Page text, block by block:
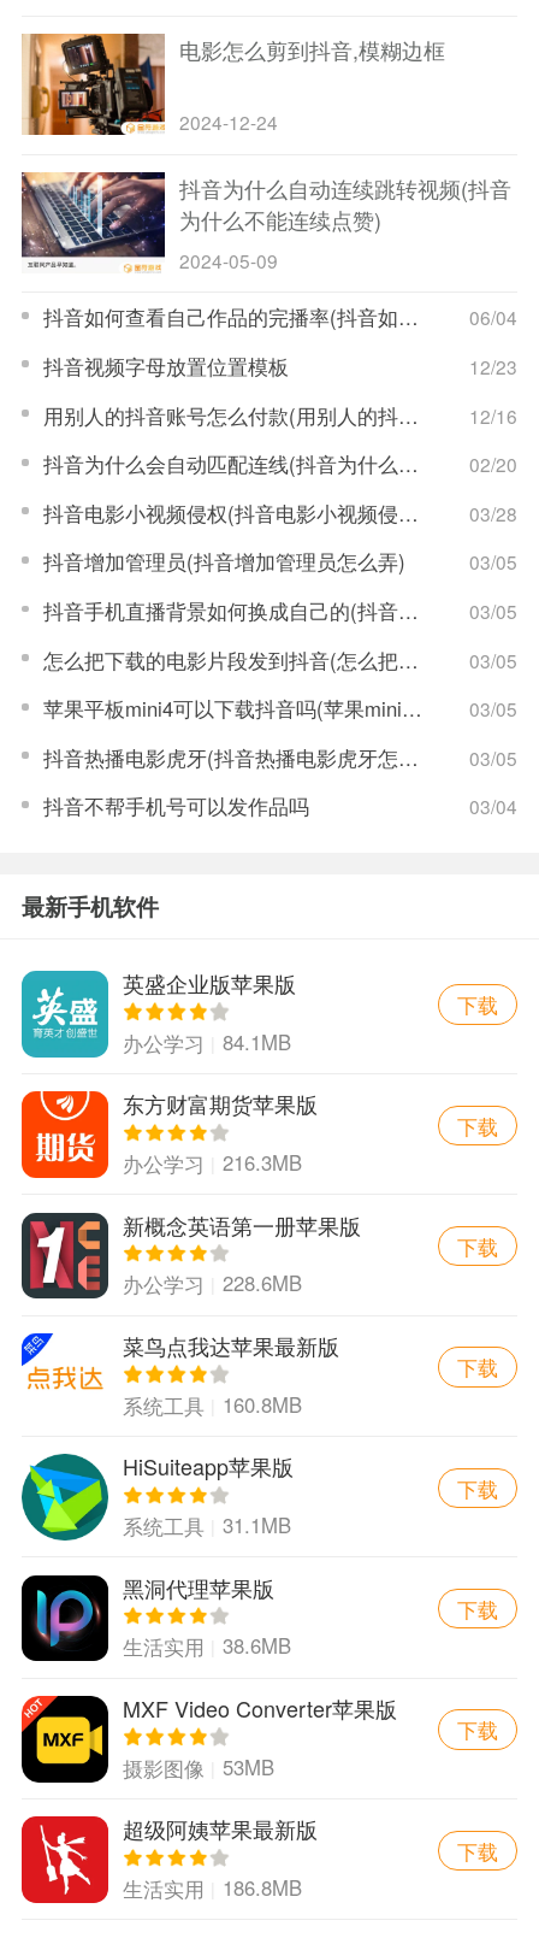
电影怎么剪到抖音,模糊边框
2024-12-24
抖音为什么自动连续跳转视频(抖音
为什么不能连续点赞)
2024-05-09
抖音如何查看自己作品的完播率(抖音如何查看自己作品的完播率数据) 06/04
抖音视频字母放置位置模板 12/23
用别人的抖音账号怎么付款(用别人的抖音账号怎么付款呢) 12/16
抖音为什么会自动匹配连线(抖音为什么会自动匹配连线人员) 02/20
抖音电影小视频侵权(抖音电影小视频侵权吗) 03/28
抖音增加管理员(抖音增加管理员怎么弄) 03/05
抖音手机直播背景如何换成自己的(抖音手机直播手游) 03/05
怎么把下载的电影片段发到抖音(怎么把下载的电影片段发到抖音上) 03/05
苹果平板mini4可以下载抖音吗(苹果mini4平板多少钱) 03/05
抖音热播电影虎牙(抖音热播电影虎牙怎么看) 03/05
抖音不帮手机号可以发作品吗 03/04
最新手机软件
英盛企业版苹果版
办公学习 84.1MB
下载
东方财富期货苹果版
办公学习 216.3MB
下载
新概念英语第一册苹果版
办公学习 228.6MB
下载
菜鸟点我达苹果最新版
系统工具 160.8MB
下载
HiSuiteapp苹果版
系统工具 31.1MB
下载
黑洞代理苹果版
生活实用 38.6MB
下载
MXF Video Converter苹果版
摄影图像 53MB
下载
超级阿姨苹果最新版
生活实用 186.8MB
下载